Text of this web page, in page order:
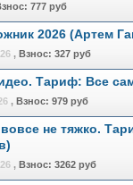
777 руб
2026 (Артем
, Взнос: 327 руб
Тариф: Все
, Взнос: 979 руб
не тяжко.
, Взнос: 3262 руб